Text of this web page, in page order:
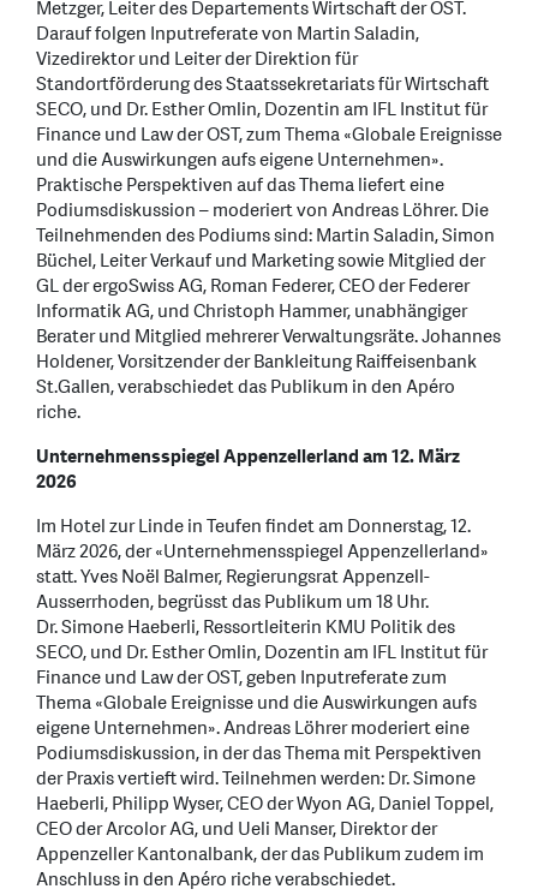
Metzger, Leiter des Departements Wirtschaft der OST.
Darauf folgen Inputreferate von Martin Saladin,
Vizedirektor und Leiter der Direktion für
Standortförderung des Staatssekretariats für Wirtschaft
SECO, und Dr. Esther Omlin, Dozentin am IFL Institut für
Finance und Law der OST, zum Thema «Globale Ereignisse
und die Auswirkungen aufs eigene Unternehmen».
Praktische Perspektiven auf das Thema liefert eine
Podiumsdiskussion – moderiert von Andreas Löhrer. Die
Teilnehmenden des Podiums sind: Martin Saladin, Simon
Büchel, Leiter Verkauf und Marketing sowie Mitglied der
GL der ergoSwiss AG, Roman Federer, CEO der Federer
Informatik AG, und Christoph Hammer, unabhängiger
Berater und Mitglied mehrerer Verwaltungsräte. Johannes
Holdener, Vorsitzender der Bankleitung Raiffeisenbank
St.Gallen, verabschiedet das Publikum in den Apéro
riche.
Unternehmensspiegel Appenzellerland am 12. März
2026
Im Hotel zur Linde in Teufen findet am Donnerstag, 12.
März 2026, der «Unternehmensspiegel Appenzellerland»
statt. Yves Noël Balmer, Regierungsrat Appenzell-
Ausserrhoden, begrüsst das Publikum um 18 Uhr.
Dr. Simone Haeberli, Ressortleiterin KMU Politik des
SECO, und Dr. Esther Omlin, Dozentin am IFL Institut für
Finance und Law der OST, geben Inputreferate zum
Thema «Globale Ereignisse und die Auswirkungen aufs
eigene Unternehmen». Andreas Löhrer moderiert eine
Podiumsdiskussion, in der das Thema mit Perspektiven
der Praxis vertieft wird. Teilnehmen werden: Dr. Simone
Haeberli, Philipp Wyser, CEO der Wyon AG, Daniel Toppel,
CEO der Arcolor AG, und Ueli Manser, Direktor der
Appenzeller Kantonalbank, der das Publikum zudem im
Anschluss in den Apéro riche verabschiedet.